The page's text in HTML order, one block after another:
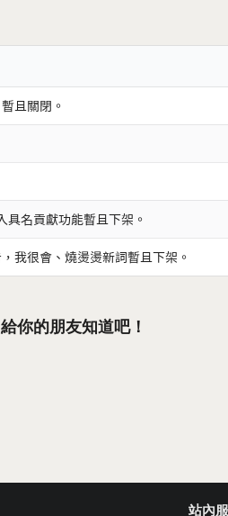
且關閉。
名貢獻功能暫且下架。
我很會、燒燙燙新詞暫且下架。
你的朋友知道吧！
站內